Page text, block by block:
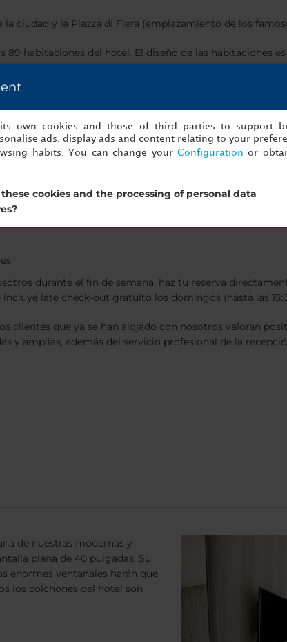
ciudad y la Piazza di Fiera (emplazamiento de los
89 habitaciones del hotel. El diseño de las habitaciones
y enormes ventanales por los que entra la luz a
y actual
comunicadas
regionales del restaurante. También puedes
de turismo. Y, para no perder la forma física, tienes
cocina Italiana
durante el fin de semana, haz tu reserva
late check-out gratuito los domingos (hasta las
clientes que ya se han alojado con nosotros valoran
y amplias, además del servicio profesional de la
de nuestras modernas y
plana de 40 pulgadas. Su
enormes ventanales harán que
los colchones del hotel son
own cookies and those of third parties to support
ads, display ads and content relating to your
habits. You can change your Configuration or
cookies and the processing of personal data